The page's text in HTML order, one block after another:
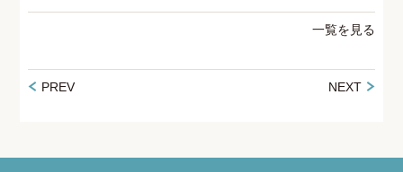
一覧を見る
PREV NEXT